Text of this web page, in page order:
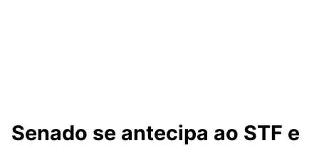
Senado se antecipa ao STF e